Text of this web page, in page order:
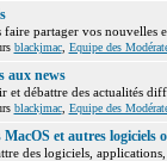
faire partager vos nouvelles
blackjmac, Equipe des
aux news
et débattre des actualités
blackjmac, Equipe des
MacOS et autres logiciels
des logiciels,